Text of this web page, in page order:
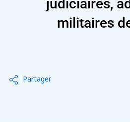
judiciaires,
militaires
Partager